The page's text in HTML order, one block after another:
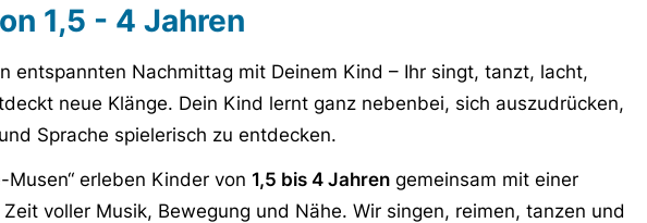
1,5 - 4 Jahren
entspannten Nachmittag mit Deinem Kind – Ihr singt, tanzt, lacht,
neue Klänge. Dein Kind lernt ganz nebenbei, sich auszudrücken,
Sprache spielerisch zu entdecken.
erleben Kinder von 1,5 bis 4 Jahren gemeinsam mit einer
voller Musik, Bewegung und Nähe. Wir singen, reimen, tanzen und